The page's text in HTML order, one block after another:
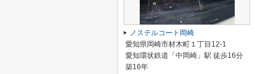
ノステルコート岡崎
愛知県岡崎市材木町１丁目12-1
愛知環状鉄道「中岡崎」駅 徒歩16分
築16年